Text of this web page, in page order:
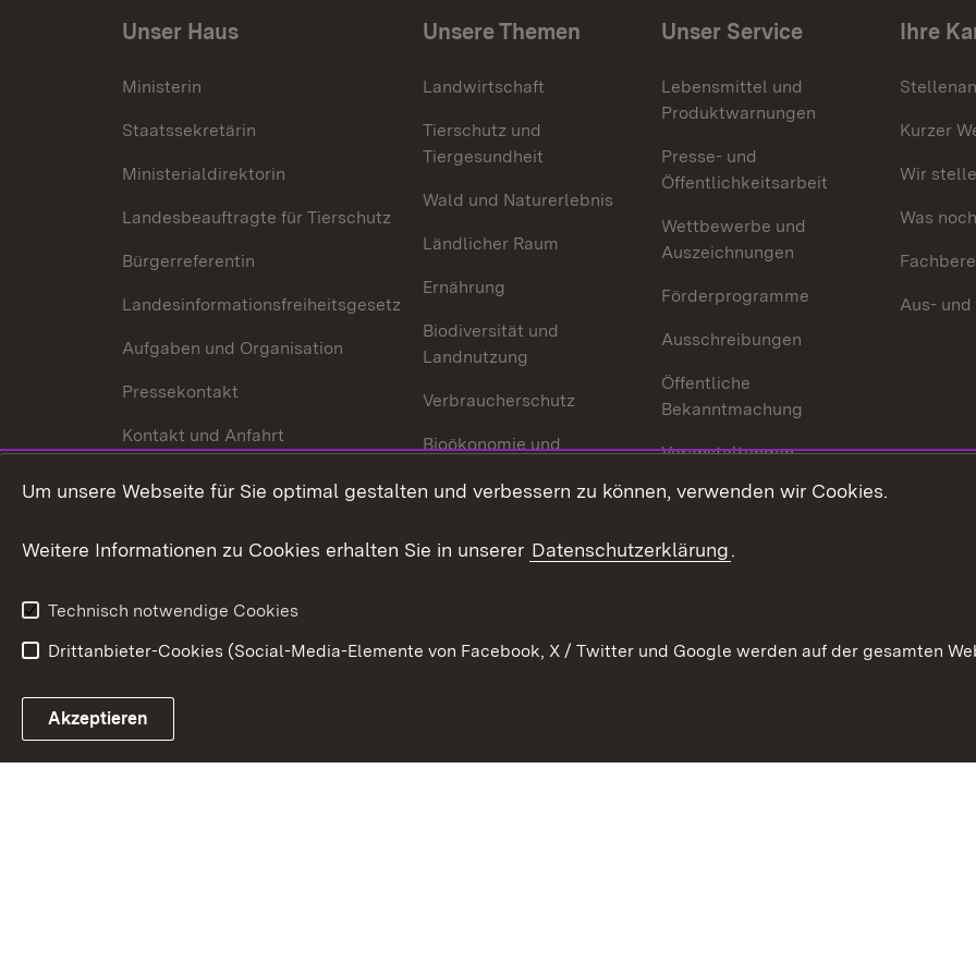
Unser Haus
Ministerin
Staatssekretärin
Ministerialdirektorin
Landesbeauftragte für Tierschutz
Bürgerreferentin
Landesinformationsfreiheitsgesetz
Aufgaben und Organisation
Pressekontakt
Kontakt und Anfahrt
Unsere Themen
Landwirtschaft
Tierschutz und
Tiergesundheit
Wald und Naturerlebnis
Ländlicher Raum
Ernährung
Biodiversität und
Landnutzung
Verbraucherschutz
Bioökonomie und
Unser Service
Lebensmittel und
Produktwarnungen
Presse- und
Öffentlichkeitsarbeit
Wettbewerbe und
Auszeichnungen
Förderprogramme
Ausschreibungen
Öffentliche
Bekanntmachung
Veranstaltungen
Mediathek
Publikationen
Ihre
Kurzer
Wir
Was
Aus-
Link zum Landesportal
Um unsere Webseite für Sie optimal gestalten und verbessern zu können, verwenden wir Cookies.
Weitere Informationen zu Cookies erhalten Sie in unserer Datenschutzerklärung.
Technisch notwendige Cookies
Drittanbieter-Cookies (Social-Media-Elemente von Facebook, X / Twitter und Google werden auf der gesamten
Akzeptieren